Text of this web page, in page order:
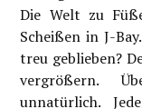
Die Welt zu
Scheißen in J-
treu geblieben?
vergrößern.
unnatürlich.